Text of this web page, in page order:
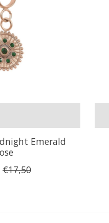
Emerald
€17,50